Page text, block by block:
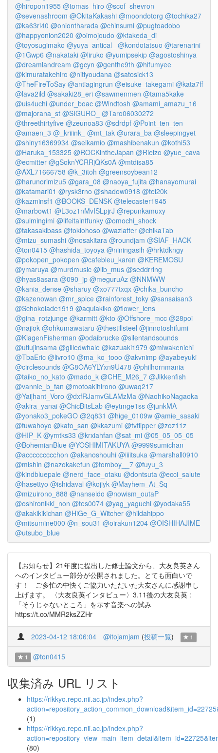
@hiropon1955 @tomas_hiro @scof_shevron
@sevenashroom @OkitaKakashi @moondotorg @tochika27
@ka63ri40 @oniontharada @chinsumi @pugtoadobo
@happyonion2020 @oimojoudo @ktakeda_di
@toyosugimako @yuya_antical_ @kondotatsuo @tarenarini
@1Gwp6 @nakataki @liruko @yumipsekip @agostoshinya
@dreamlandream @gcyn @genthe9th @hifumyee
@kimuratakehiro @nitiyoudana @satosick13
@TheFireToSay @antiagingrun @eisuke_takegami @kata7ff
@lava2ild @sakaki28_eri @sawmenmen @tama5kake
@uis4uchi @under_boac @Windtosh @amami_amazu_16
@majorana_st @SIGURO_ @Taro06030272
@threethirtyfive @zeunoa83 @sdrdpf @Point_ten_ten
@amaen_3 @_kriiink_ @mt_tak @urara_ba @sleepingyet
@shiny16369934 @seikamio @mashibenakun @kothi53
@Haruka_153325 @ROCKintheJapan @Rieizo @yue_cava
@ecmitter @gSoknYCRRjQKs0A @mtdisa85
@AXL71666758 @k_3itoh @greensoybean12
@harunorimizu5 @gara_08 @naoya_fujita @hanayomurai
@katamari01 @rysk3rno @shadow0918 @tei20k
@kazminsf1 @BOOKS_DENSK @telecaster1945
@marbowt1 @L3oz1nMvISLpjrJ @repunkamuxy
@suimingimi @lifeitaintfunky @omochi_shock
@takasakibass @tokiohoso @wazlatter @chikaTab
@mizu_sumashi @nosakitara @roundjam @SIAF_HACK
@ton0415 @hashida_toyoya @niningasih @hrktdkngy
@pokopen_pokopen @cafebleu_karen @KEREMOSU
@ymaruya @murdmusic @lib_mus @seddrring
@hyas8asara @090_jp @meguruAz @NNMWW
@kania_dense @sharuy @xo777txqx @chika_buncho
@kazenowan @mr_spice @rainforest_toky @sansaisan3
@Schokolade1919 @aquiakiko @flower_lens
@gina_rotzjunge @karmitt @kto @Offshore_mcc @28poi
@najiok @ohkumawataru @thestillsteel @jinnotoshifumi
@KlagenFisherman @odaibrucke @silentandsounds
@utiujinsama @gilledwhale @kazuaki1979 @miwakenichi
@TbaEric @livro10 @ma_ko_tooo @akvnimp @ayabeyuki
@circlesounds @G8OA6YLYxn9U478 @philhornmania
@taiko_no_kato @mado_k @CHE_M26_7 @Jikkenfish
@vannie_b_fan @motoakihirono @uwaq217
@Yaijhant_Voro @dxfRJamvGLAMzMa @NaohikoNagaoka
@akira_yanai @ChicBitsLab @eytmge1ss @junkMA
@yonako3_pokeGO @2q831 @hige_0109w @amie_sasaki
@fuwahoyo @kato_san @kkazumi @tvflipper @zoz11z
@HIP_K @ymtks33 @krxiahfan @sat_mi @05_05_05_05
@BohemianBlue @YOSHIMITAKUYA @9999sumichan
@accccccccchon @akanoshouhi @iiiitsuka @marshall0910
@mishin @nazokakefun @tomboy__7 @fuyu_3
@kindbluepale @nerd_face_otaku @dontsuta @ecci_salute
@hasettyo @ishidaval @kojiyk @Mayhem_At_Sq
@mizuirono_888 @nanseido @nowism_outaP
@oshironikki_non @tes0074 @yag_yaguchi @yodaka55
@akakikikichan @HiGe_G_Witcher @hildahippo
@mitsumine000 @n_sou31 @oirakun1204 @OISHIHAJIME
@utsubo_blue
【お知らせ】21年度に提出した修士論文から、大友良英さん
へのインタビュー部分が公開されました。とても面白いで
す！ ご多忙の中快くご協力いただいた大友さんに感謝申し
上げます。 〈大友良英インタビュー〉3.11後の大友良英 :
「そうじゃないところ」を示す音楽への試み
https://t.co/MMR2ksZZHr
2023-04-12 18:06:04 @itojamjam (投稿一覧) 1
1 @ton0415
収集済み URL リスト
https://rikkyo.repo.nii.ac.jp/index.php?
(1)
https://rikkyo.repo.nii.ac.jp/index.php?
(80)